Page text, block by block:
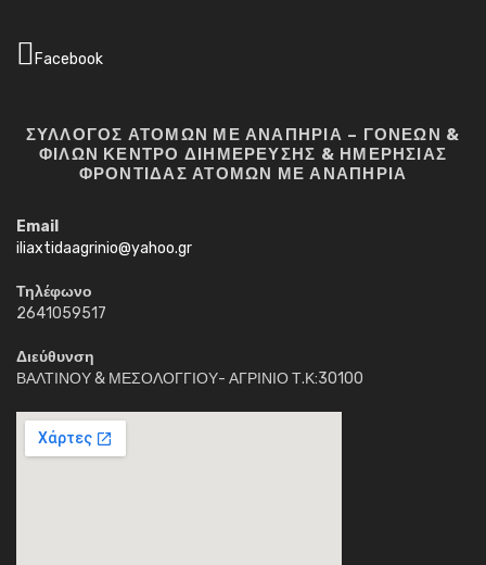
Facebook
ΣΥΛΛΟΓΟΣ ΑΤΟΜΩΝ ΜΕ ΑΝΑΠΗΡΙΑ – ΓΟΝΕΩΝ &
ΦΙΛΩΝ ΚΕΝΤΡΟ ΔΙΗΜΕΡΕΥΣΗΣ & ΗΜΕΡΗΣΙΑΣ
ΦΡΟΝΤΙΔΑΣ ΑΤΟΜΩΝ ΜΕ ΑΝΑΠΗΡΙΑ
Email
iliaxtidaagrinio@yahoo.gr
Τηλέφωνο
2641059517
Διεύθυνση
ΒΑΛΤΙΝΟΥ & ΜΕΣΟΛΟΓΓΙΟΥ- ΑΓΡΙΝΙΟ Τ.Κ:30100